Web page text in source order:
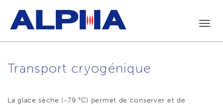
Transport cryogénique
La glace sèche (-79 °C) permet de conserver et de